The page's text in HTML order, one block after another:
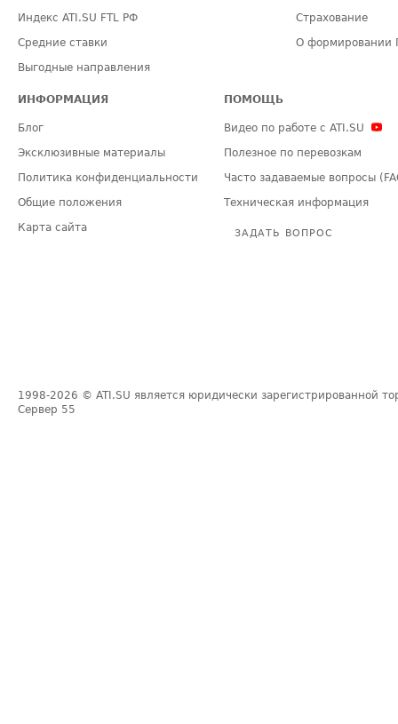
Индекс ATI.SU FTL РФ
Средние ставки
Выгодные направления
Страхование
О формировании
ИНФОРМАЦИЯ
Блог
Эксклюзивные материалы
Политика конфиденциальности
Общие положения
Карта сайта
ПОМОЩЬ
Видео по работе с ATI.SU
Полезное по перевозкам
Часто задаваемые вопросы
Техническая информация
ЗАДАТЬ ВОПРОС
1998-2026 © ATI.SU является юридически зарегистрированной
Сервер 55